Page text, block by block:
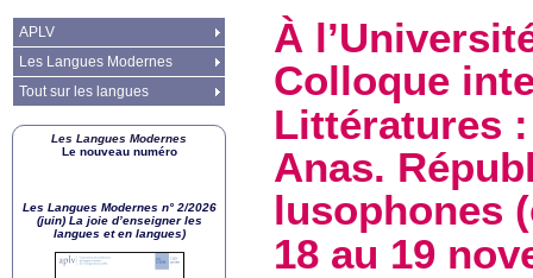
À
Colloque
Littératures
Anas.
lusophones
18 au 19
APLV
Les Langues Modernes
Tout sur les langues
Les Langues Modernes
Le nouveau numéro
Les Langues Modernes n° 2/2026
(juin) La joie d’enseigner les
langues et en langues)